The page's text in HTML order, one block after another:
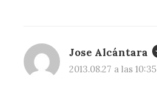
Jose Alcántara
2013.08.27 a las 10:35